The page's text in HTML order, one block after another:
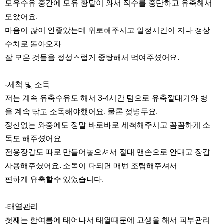
모유수유 중간에 모유 황달이 와서 직수를 중단하고 유축해서
모았어요.
마음이 많이 안좋았는데 위로해주시고 일정시간이 지나 정상
수치로 돌아오자
잘 모은 것들을 정성스럽게 중탕해서 먹여주셨어요.
-세척 및 소독
저는 계속 유축수유도 해서 3-4시간 텀으로 유축깔대기와 병
을 계속 닦고 소독해야했어요. 물론 젖병두요.
정신없는 와중에도 정말 바로바로 세척해주시고 꼼꼼하게 소
독도 해주셨어요.
전용장갑도 따로 만들어놓으셔서 절대 맨손으로 안대고 장갑
사용해주셨어요. 소독이 다되면 매번 조립해주셔서
편하게 유축할수 있었습니다.
-태열관리
첫째는 한여름에 태어나서 태열때문에 고생을 해서 피부관리